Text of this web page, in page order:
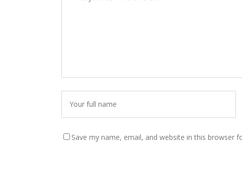
Save my name, email, and website in this browser